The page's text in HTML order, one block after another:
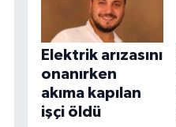
Elektrik arızasını
onanırken
akıma kapılan
işçi öldü